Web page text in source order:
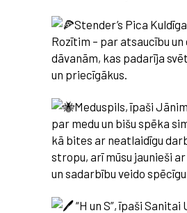
Stender’s Pica
Rozītim – par atsaucību
dāvanām, kas padarīja
un priecīgākus.
Meduspils, īpaši
par medu un bišu spēka
kā bites ar neatlaidīgu
stropu, arī mūsu jaunieši
un sadarbību veido
“H un S”, īpaši Sanitai